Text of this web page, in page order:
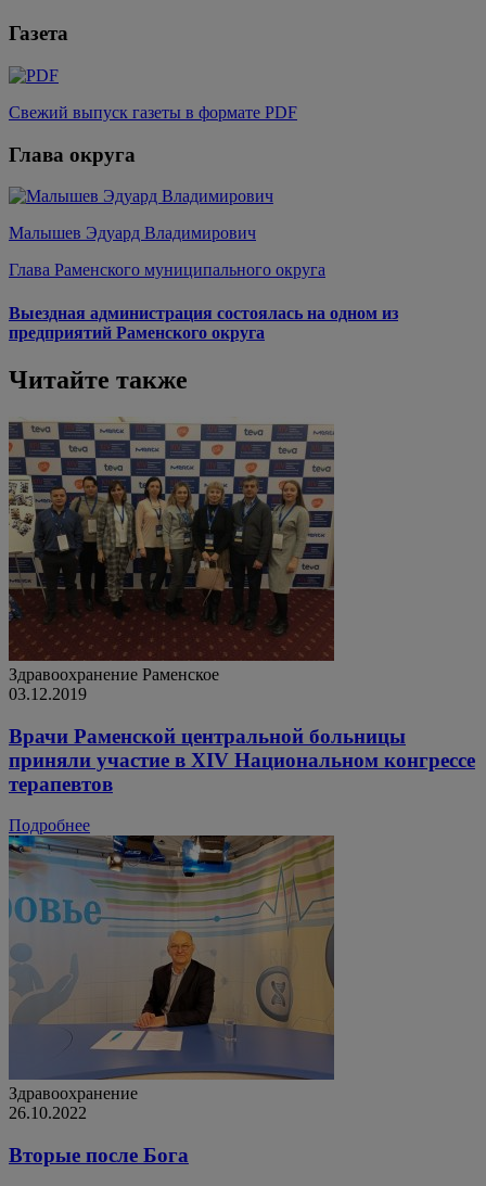
Газета
Свежий выпуск газеты в формате PDF
Глава округа
Малышев Эдуард Владимирович
Глава Раменского муниципального округа
Выездная администрация состоялась на одном из
предприятий Раменского округа
Читайте также
Здравоохранение Раменское
03.12.2019
Врачи Раменской центральной больницы
приняли участие в XIV Национальном конгрессе
терапевтов
Подробнее
Здравоохранение
26.10.2022
Вторые после Бога